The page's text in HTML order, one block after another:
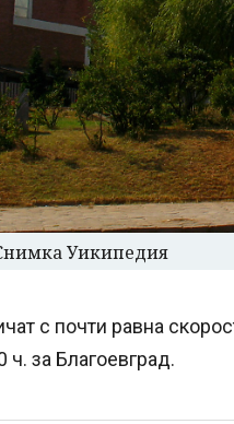
Уикипедия
с почти равна
ч. за Благоевград.